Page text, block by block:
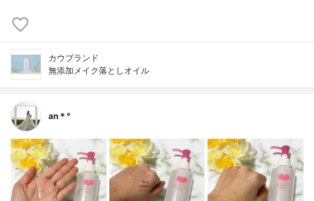
カウブランド
無添加メイク落としオイル
an＊°